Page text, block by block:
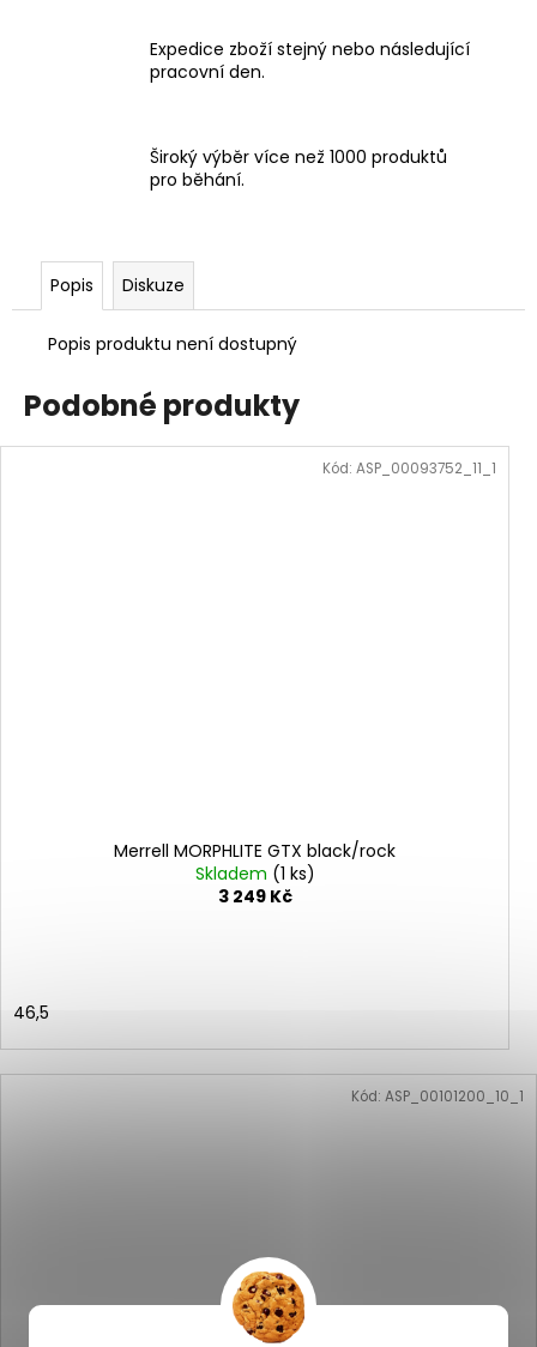
Expedice zboží stejný nebo následující
pracovní den.
Široký výběr více než 1000 produktů
pro běhání.
Popis Diskuze
Popis produktu není dostupný
Podobné produkty
Merrell MORPHLITE GTX black/rock
Skladem (1 ks)
3 249 Kč
46,5
Kód: ASP_00093752_11_1
Kód: ASP_00101200_10_1